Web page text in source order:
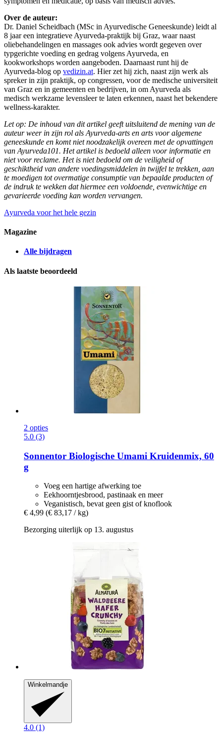
Over de auteur:
Dr. Daniel Scheidbach (MSc in Ayurvedische Geneeskunde) leidt al
8 jaar een integratieve Ayurveda-praktijk bij Graz, waar naast
oliebehandelingen en massages ook advies wordt gegeven over
typgerichte voeding en gedrag volgens Ayurveda, en
kookworkshops worden aangeboden. Daarnaast runt hij de
Ayurveda-blog op vedizin.at. Hier zet hij zich, naast zijn werk als
spreker in zijn praktijk, op congressen, voor de medische universiteit
van Graz en in gemeenten en bedrijven, in om Ayurveda als
medisch werkzame levensleer te laten erkennen, naast het bekendere
wellness-karakter.
Let op: De inhoud van dit artikel geeft uitsluitend de mening van de
auteur weer in zijn rol als Ayurveda-arts en arts voor algemene
geneeskunde en komt niet noodzakelijk overeen met de opvattingen
van Ayurveda101. Het artikel is bedoeld alleen voor informatie en
niet voor reclame. Het is niet bedoeld om de veiligheid of
geschiktheid van andere voedingsmiddelen in twijfel te trekken, aan
te moedigen tot overmatige consumptie van bepaalde producten of
de indruk te wekken dat hiermee een voldoende, evenwichtige en
gevarieerde voeding kan worden vervangen.
Ayurveda voor het hele gezin
Magazine
Alle bijdragen
Als laatste beoordeeld
2 opties
5.0 (3)
Sonnentor Biologische Umami Kruidenmix, 60
g
Voeg een hartige afwerking toe
Eekhoorntjesbrood, pastinaak en meer
Veganistisch, bevat geen gist of knoflook
€ 4,99 (€ 83,17 / kg)
Bezorging uiterlijk op 13. augustus
Winkelmandje
4.0 (1)